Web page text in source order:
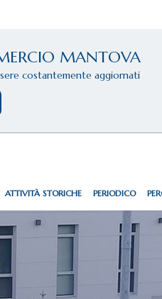
MANTOVA
costantemente aggiornati
ATTIVITÀ STORICHE PERIODICO